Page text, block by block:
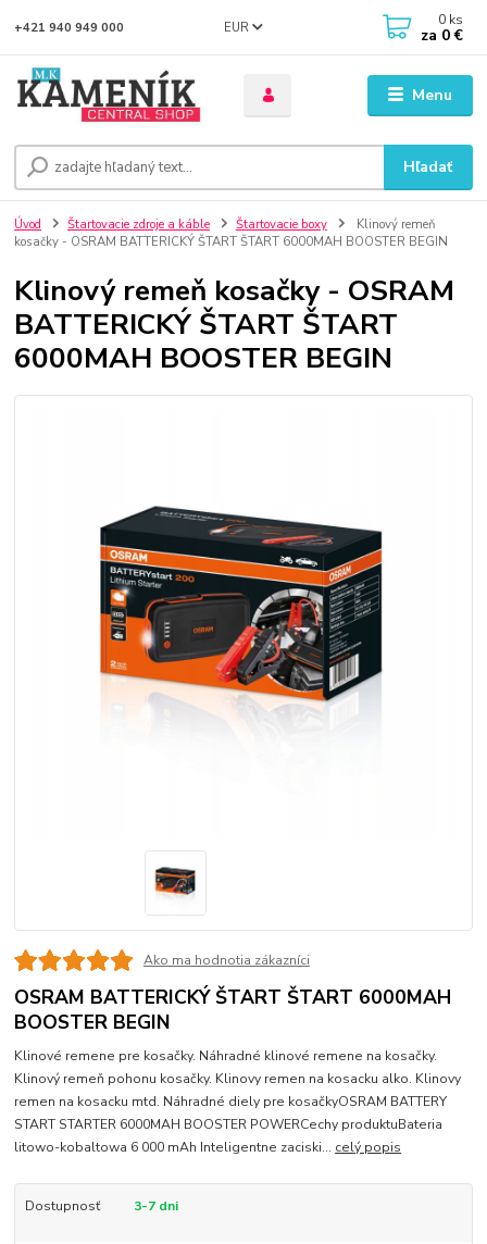
Menu
EUR
Hľadať
+421 940 949 000 0 ks
za 0 €
Úvod Štartovacie zdroje a káble Štartovacie boxy
Klinový remeň
kosačky - OSRAM BATTERICKÝ ŠTART ŠTART 6000MAH BOOSTER BEGIN
Klinový remeň kosačky - OSRAM
BATTERICKÝ ŠTART ŠTART
6000MAH BOOSTER BEGIN
Ako ma hodnotia zákazníci
OSRAM BATTERICKÝ ŠTART ŠTART 6000MAH
BOOSTER BEGIN
Klinové remene pre kosačky. Náhradné klinové remene na kosačky.
Klinový remeň pohonu kosačky. Klinovy remen na kosacku alko. Klinovy
remen na kosacku mtd. Náhradné diely pre kosačkyOSRAM BATTERY
START STARTER 6000MAH BOOSTER POWERCechy produktuBateria
litowo-kobaltowa 6 000 mAh Inteligentne zaciski... celý popis
Dostupnosť 3-7 dni